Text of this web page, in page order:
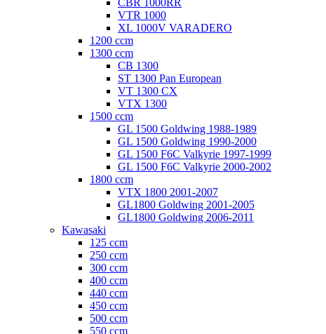
CBR 1000RR
VTR 1000
XL 1000V VARADERO
1200 ccm
1300 ccm
CB 1300
ST 1300 Pan European
VT 1300 CX
VTX 1300
1500 ccm
GL 1500 Goldwing 1988-1989
GL 1500 Goldwing 1990-2000
GL 1500 F6C Valkyrie 1997-1999
GL 1500 F6C Valkyrie 2000-2002
1800 ccm
VTX 1800 2001-2007
GL1800 Goldwing 2001-2005
GL1800 Goldwing 2006-2011
Kawasaki
125 ccm
250 ccm
300 ccm
400 ccm
440 ccm
450 ccm
500 ccm
550 ccm